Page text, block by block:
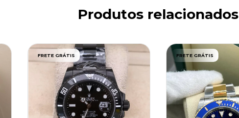
Produtos relacionados
FRETE GRÁTIS FRETE GRÁTIS